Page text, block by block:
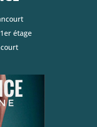
étage